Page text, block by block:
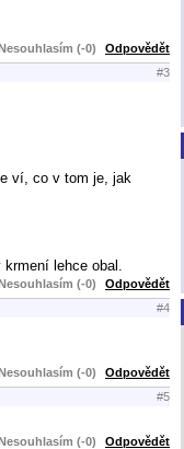
(-0) Odpovědět
#3
ví, co v tom je, jak
lehce obal.
(-0) Odpovědět
#4
(-0) Odpovědět
#5
(-0) Odpovědět